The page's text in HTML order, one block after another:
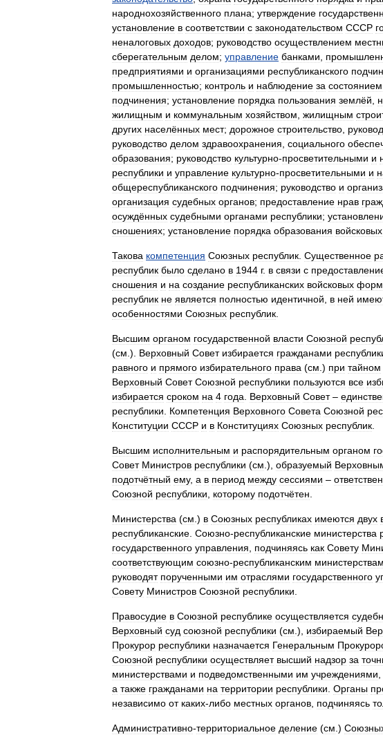
народнохозяйственного плана; утверждение
установление в соответствии с законодательством СССР
неналоговых доходов; руководство осуществлением
сберегательным делом; управление банками
предприятиями и организациями республиканского
промышленностью; контроль и наблюдение за состоянием
подчинения; установление порядка пользования землёй
жилищным и коммунальным хозяйством жилищным
других населённых мест; дорожное строительство
руководство делом здравоохранения социального
образования; руководство культурно-просветительными и
республики и управление культурно-просветительными и
общереспубликанского подчинения; руководство и
организация судебных органов; предоставление нрав
осуждённых судебными органами республики;
сношениях; установление порядка образования войсковых
Такова компетенция Союзных республик Существенное
республик было сделано в 1944 г. в связи с
сношения и на создание республиканских войсковых
республик не является полностью идентичной в ней
особенностями Союзных республик
Высшим органом государственной власти Союзной
(см .). Верховный Совет избирается гражданами
равного и прямого избирательного права (см .) при тайном
Верховный Совет Союзной республики пользуются все
избирается сроком на 4 года Верховный Совет–
республики
Компетенция Верховного Совета Союзной
Конституции СССР и в Конституциях Союзных республик
Высшим исполнительным и распорядительным органом
Совет Министров республики (см .), образуемый
подотчётный ему, а в период между сессиями –
Союзной республики которому подотчётен
Министерства (см .) в Союзных республиках имеются двух
республиканские Союзно-республиканские министерства
государственного управления подчиняясь как Совету
соответствующим союзно-республиканским министерствам
руководят порученными им отраслями государственного
Совету Министров Союзной республики
Правосудие в Союзной республике осуществляется
Верховный суд союзной республики (см .), избираемый
Прокурор республики назначается Генеральным
Союзной республики осуществляет высший надзор за
министерствами и подведомственными им учреждениями
а также гражданами на территории республики Органы
независимо от каких-либо местных органов подчиняясь
Административно-территориальное деление (см .)